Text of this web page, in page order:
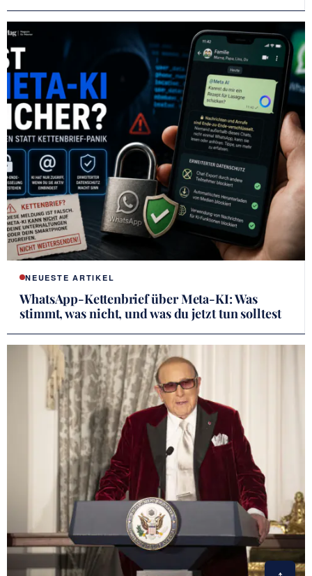
NEUESTE ARTIKEL
WhatsApp-Kettenbrief über Meta-KI: Was
stimmt, was nicht, und was du jetzt tun solltest